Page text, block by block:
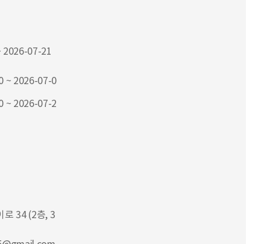
2026-07-21
~ 2026-07-0
~ 2026-07-2
로 34 (2층, 3